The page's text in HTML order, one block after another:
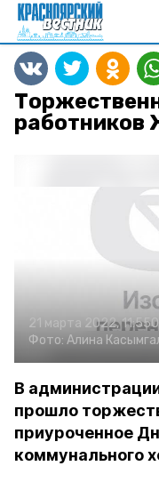
21 марта 2022, 11:55
Фото: Алина
В
прошло
приуроченное
коммунального